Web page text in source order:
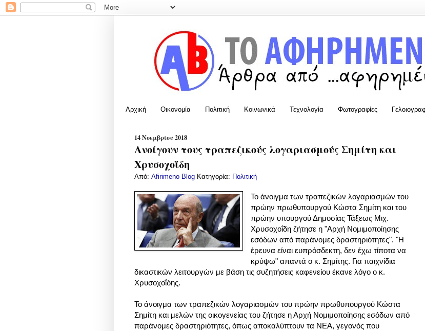
Αρχική Οικονομία Πολιτική Κοινωνικά Τεχνολογία Φωτογραφίες
14 Νοεμβρίου 2018
Ανοίγουν τους τραπεζικούς λογαριασμούς Σημίτη και
Χρυσοχοΐδη
Από: Afirimeno Blog Κατηγορία: Πολιτική
Το άνοιγμα των τραπεζικών λογαριασμών του
πρώην πρωθυπουργού Κώστα Σημίτη και του
πρώην υπουργού Δημοσίας Τάξεως Μιχ.
Χρυσοχοΐδη ζήτησε η "Αρχή Νομιμοποίησης
εσόδων από παράνομες δραστηριότητες". "Η
έρευνα είναι ευπρόσδεκτη, δεν έχω τίποτα να
κρύψω" απαντά ο κ. Σημίτης. Για παιχνίδια
δικαστικών λειτουργών με βάση τις συζητήσεις καφενείου έκανε λόγο ο κ.
Χρυσοχοΐδης.
Το άνοιγμα των τραπεζικών λογαριασμών του πρώην πρωθυπουργού Κώστα
Σημίτη και μελών της οικογενείας του ζήτησε η Αρχή Νομιμοποίησης εσόδων από
παράνομες δραστηριότητες, όπως αποκαλύπτουν τα ΝΕΑ, γεγονός που